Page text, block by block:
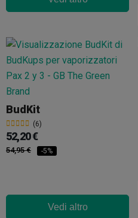
BudKit
(6)
52,20 €
54,95 € -5%
Vedi altro